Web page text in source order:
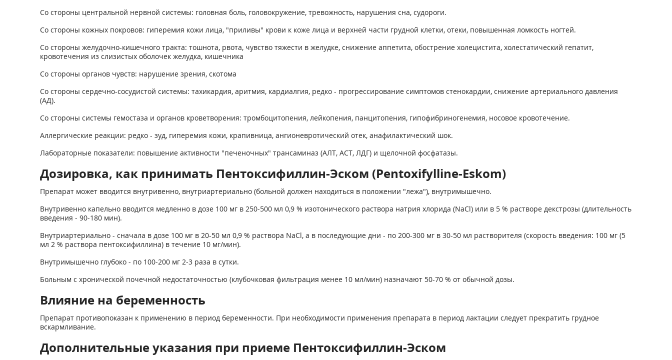
Со стороны центральной нервной системы: головная боль, головокружение, тревожность, нарушения сна, судороги.
Со стороны кожных покровов: гиперемия кожи лица, "приливы" крови к коже лица и верхней части грудной клетки, отеки, повышенная ломкость ногтей.
Со стороны желудочно-кишечного тракта: тошнота, рвота, чувство тяжести в желудке, снижение аппетита, обострение холецистита, холестатический гепатит,
кровотечения из слизистых оболочек желудка, кишечника
Со стороны органов чувств: нарушение зрения, скотома
Со стороны сердечно-сосудистой системы: тахикардия, аритмия, кардиалгия, редко - прогрессирование симптомов стенокардии, снижение артериального давления
(АД).
Со стороны системы гемостаза и органов кроветворения: тромбоцитопения, лейкопения, панцитопения, гипофибриногенемия, носовое кровотечение.
Аллергические реакции: редко - зуд, гиперемия кожи, крапивница, ангионевротический отек, анафилактический шок.
Лабораторные показатели: повышение активности "печеночных" трансаминаз (АЛТ, ACT, ЛДГ) и щелочной фосфатазы.
Дозировка, как принимать Пентоксифиллин-Эском (Pentoxifylline-Eskom)
Препарат может вводится внутривенно, внутриартериально (больной должен находиться в положении "лежа"), внутримышечно.
Внутривенно капельно вводится медленно в дозе 100 мг в 250-500 мл 0,9 % изотонического раствора натрия хлорида (NaCl) или в 5 % растворе декстрозы (длительность
введения - 90-180 мин).
Внутриартериально - сначала в дозе 100 мг в 20-50 мл 0,9 % раствора NaCl, а в последующие дни - по 200-300 мг в 30-50 мл растворителя (скорость введения: 100 мг (5
мл 2 % раствора пентоксифиллина) в течение 10 мг/мин).
Внутримышечно глубоко - по 100-200 мг 2-3 раза в сутки.
Больным с хронической почечной недостаточностью (клубочковая фильтрация менее 10 мл/мин) назначают 50-70 % от обычной дозы.
Влияние на беременность
Препарат противопоказан к применению в период беременности. При необходимости применения препарата в период лактации следует прекратить грудное
вскармливание.
Дополнительные указания при приеме Пентоксифиллин-Эском